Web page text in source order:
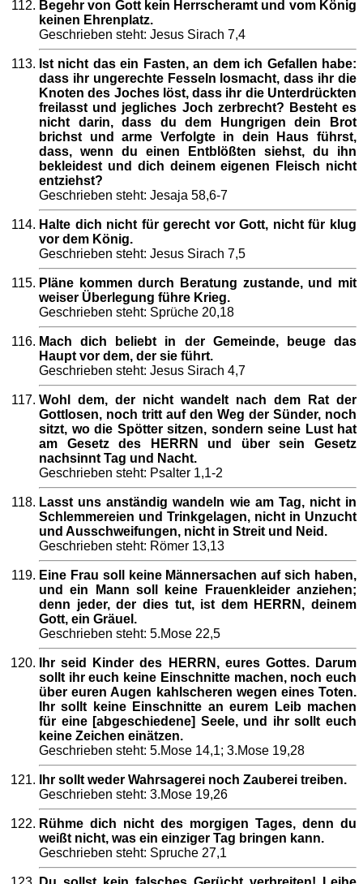
Begehr von Gott kein Herrscheramt und vom König
keinen Ehrenplatz.
Geschrieben steht: Jesus Sirach 7,4
Ist nicht das ein Fasten, an dem ich Gefallen habe:
dass ihr ungerechte Fesseln losmacht, dass ihr die
Knoten des Joches löst, dass ihr die Unterdrückten
freilasst und jegliches Joch zerbrecht? Besteht es
nicht darin, dass du dem Hungrigen dein Brot
brichst und arme Verfolgte in dein Haus führst,
dass, wenn du einen Entblößten siehst, du ihn
bekleidest und dich deinem eigenen Fleisch nicht
entziehst?
Geschrieben steht: Jesaja 58,6-7
Halte dich nicht für gerecht vor Gott, nicht für klug
vor dem König.
Geschrieben steht: Jesus Sirach 7,5
Pläne kommen durch Beratung zustande, und mit
weiser Überlegung führe Krieg.
Geschrieben steht: Sprüche 20,18
Mach dich beliebt in der Gemeinde, beuge das
Haupt vor dem, der sie führt.
Geschrieben steht: Jesus Sirach 4,7
Wohl dem, der nicht wandelt nach dem Rat der
Gottlosen, noch tritt auf den Weg der Sünder, noch
sitzt, wo die Spötter sitzen, sondern seine Lust hat
am Gesetz des HERRN und über sein Gesetz
nachsinnt Tag und Nacht.
Geschrieben steht: Psalter 1,1-2
Lasst uns anständig wandeln wie am Tag, nicht in
Schlemmereien und Trinkgelagen, nicht in Unzucht
und Ausschweifungen, nicht in Streit und Neid.
Geschrieben steht: Römer 13,13
Eine Frau soll keine Männersachen auf sich haben,
und ein Mann soll keine Frauenkleider anziehen;
denn jeder, der dies tut, ist dem HERRN, deinem
Gott, ein Gräuel.
Geschrieben steht: 5.Mose 22,5
Ihr seid Kinder des HERRN, eures Gottes. Darum
sollt ihr euch keine Einschnitte machen, noch euch
über euren Augen kahlscheren wegen eines Toten.
Ihr sollt keine Einschnitte an eurem Leib machen
für eine [abgeschiedene] Seele, und ihr sollt euch
keine Zeichen einätzen.
Geschrieben steht: 5.Mose 14,1; 3.Mose 19,28
Ihr sollt weder Wahrsagerei noch Zauberei treiben.
Geschrieben steht: 3.Mose 19,26
Rühme dich nicht des morgigen Tages, denn du
weißt nicht, was ein einziger Tag bringen kann.
Geschrieben steht: Spruche 27,1